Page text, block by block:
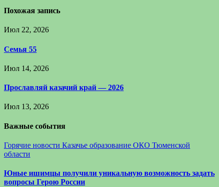
Похожая запись
Июл 22, 2026
Семья 55
Июл 14, 2026
Прославляй казачий край — 2026
Июл 13, 2026
Важные события
Горячие новости Казачье образование ОКО Тюменской
области
Юные ишимцы получили уникальную возможность задать
вопросы Герою России